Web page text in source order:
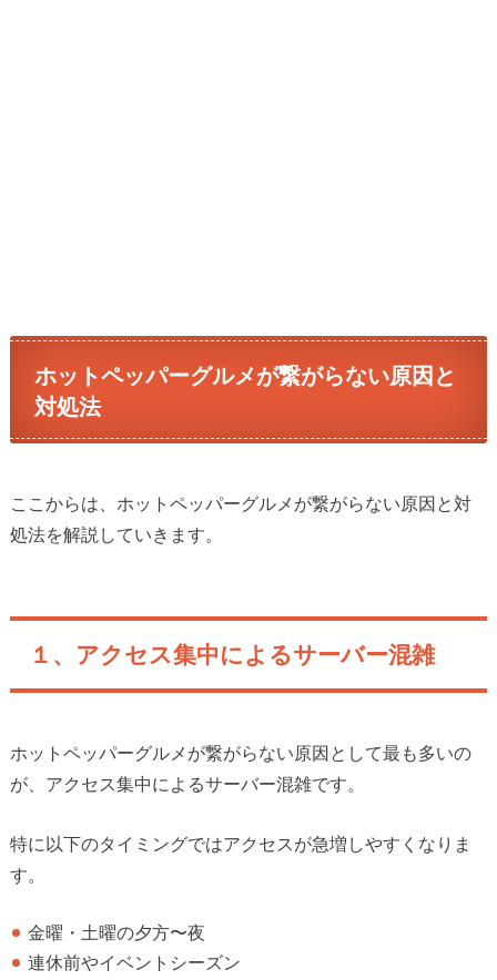
ホットペッパーグルメが繋がらない原因と
対処法
ここからは、ホットペッパーグルメが繋がらない原因と対
処法を解説していきます。
１、アクセス集中によるサーバー混雑
ホットペッパーグルメが繋がらない原因として最も多いの
が、アクセス集中によるサーバー混雑です。
特に以下のタイミングではアクセスが急増しやすくなりま
す。
金曜・土曜の夕方〜夜
連休前やイベントシーズン